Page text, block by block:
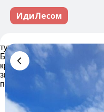
ИдиЛесом
туры в Бурятию, отдых в
Бурятии, экскурсии в
круизы в Бурятии,
зимняя Бурятия, летняя
попутчики в Бурятии,